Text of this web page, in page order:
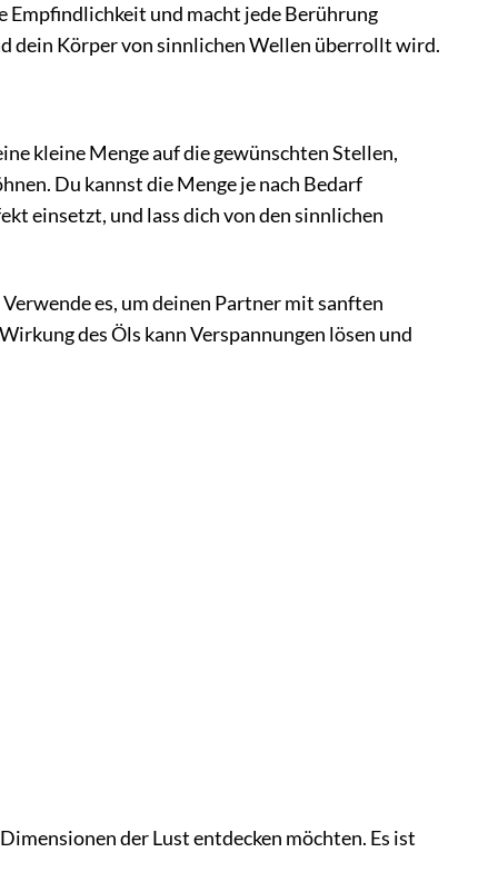
Empfindlichkeit und macht jede Berührung
dein Körper von sinnlichen Wellen überrollt wird.
kleine Menge auf die gewünschten Stellen,
Du kannst die Menge je nach Bedarf
einsetzt, und lass dich von den sinnlichen
es, um deinen Partner mit sanften
des Öls kann Verspannungen lösen und
der Lust entdecken möchten. Es ist